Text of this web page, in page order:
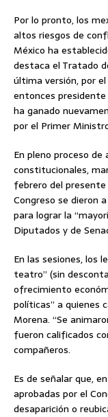
Por lo pronto, los
altos riesgos de
México ha
destaca el Tratado
última versión, por
entonces presidente
ha ganado
por el Primer
En pleno proceso
constitucionales,
febrero del
Congreso se dieron
para lograr la
Diputados y de
En las sesiones, los
teatro” (sin
ofrecimiento
políticas” a quienes
Morena. “Se
fueron calificados
compañeros.
Es de señalar que,
aprobadas por el
desaparición o